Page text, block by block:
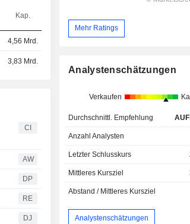
Kap.
4,56 Mrd.
3,83 Mrd.
CI
AW
DP
RE
DJ
Mehr Ratings
Analystenschätzungen
Verkaufen
Durchschnittl. Empfehlung
Anzahl Analysten
Letzter Schlusskurs
Mittleres Kursziel
Abstand / Mittleres Kursziel
Analystenschätzungen